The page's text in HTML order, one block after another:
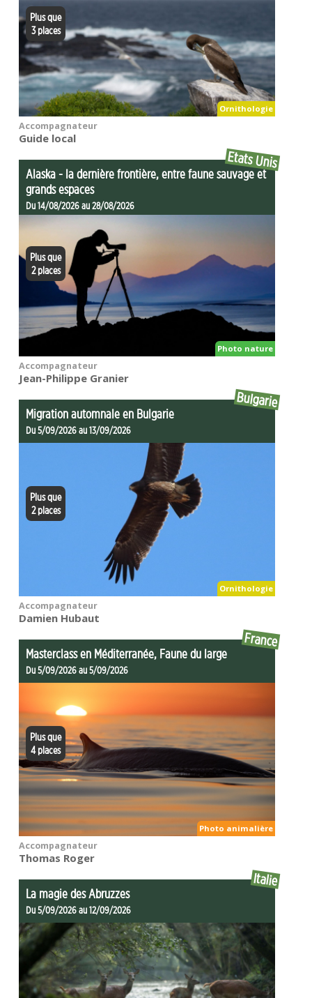
Ornithologie
Plus que
3 places
Accompagnateur
Guide local
Alaska - la dernière frontière, entre faune sauvage et
grands espaces
Etats Unis
Du 14/08/2026 au 28/08/2026
Photo nature
Plus que
2 places
Accompagnateur
Jean-Philippe Granier
Migration automnale en Bulgarie
Bulgarie
Du 5/09/2026 au 13/09/2026
Ornithologie
Plus que
2 places
Accompagnateur
Damien Hubaut
Masterclass en Méditerranée, Faune du large
France
Du 5/09/2026 au 5/09/2026
Photo animalière
Plus que
4 places
Accompagnateur
Thomas Roger
La magie des Abruzzes
Italie
Du 5/09/2026 au 12/09/2026